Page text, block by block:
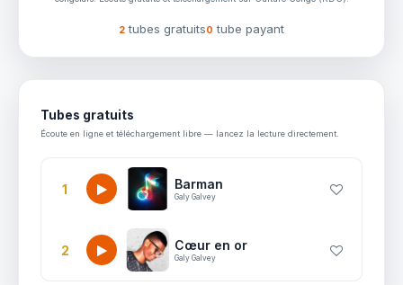
2 tubes gratuits0 tube payant
Tubes gratuits
Écoute en ligne et téléchargement libre — lancez la lecture directement.
1 Barman
Galy Galvey
2 Cœur en or
Galy Galvey